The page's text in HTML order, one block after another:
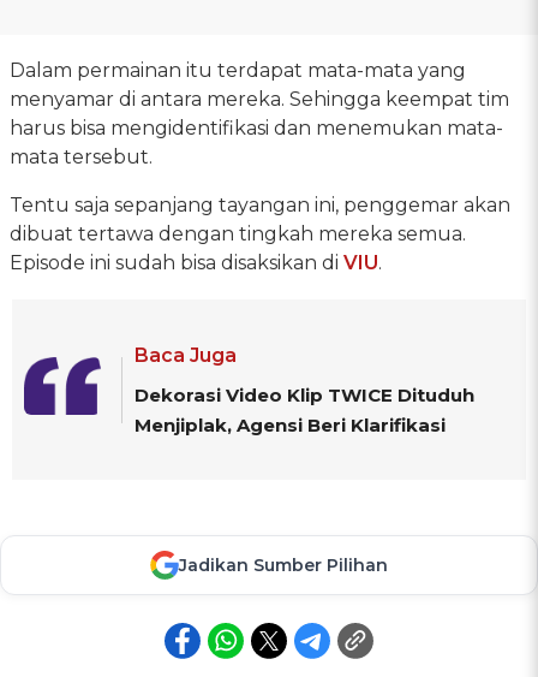
Dalam permainan itu terdapat mata-mata yang
menyamar di antara mereka. Sehingga keempat tim
harus bisa mengidentifikasi dan menemukan mata-
mata tersebut.
Tentu saja sepanjang tayangan ini, penggemar akan
dibuat tertawa dengan tingkah mereka semua.
Episode ini sudah bisa disaksikan di VIU.
Baca Juga
Dekorasi Video Klip TWICE Dituduh
Menjiplak, Agensi Beri Klarifikasi
Jadikan Sumber Pilihan